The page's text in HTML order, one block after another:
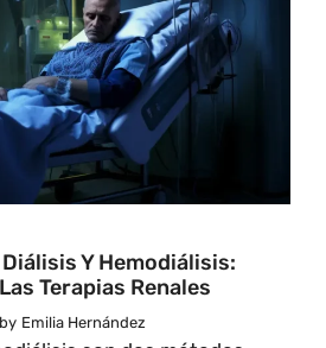
Y Hemodiálisis:
Terapias Renales
by Emilia Hernández